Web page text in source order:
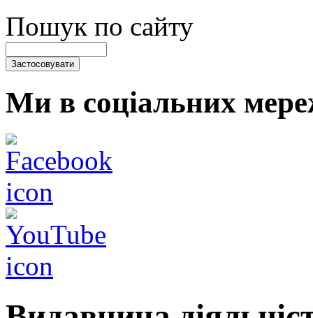
Пошук по сайту
Ми в соціальних